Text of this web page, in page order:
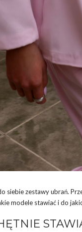
siebie zestawy ubrań.
modele stawiać i do